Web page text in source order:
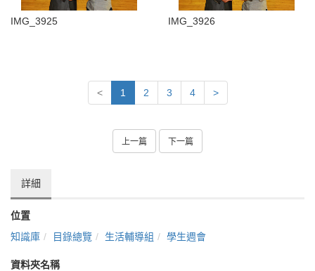
IMG_3925 IMG_3926
< 1 2 3 4 >
上一篇 下一篇
詳細
位置
知識庫
目錄總覽 生活輔導組 學生週會
資料夾名稱